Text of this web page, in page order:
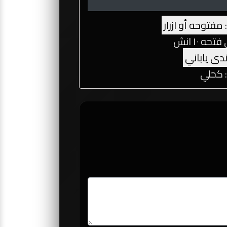
أو ازرار
١٠ انش
ياباني
كحلي